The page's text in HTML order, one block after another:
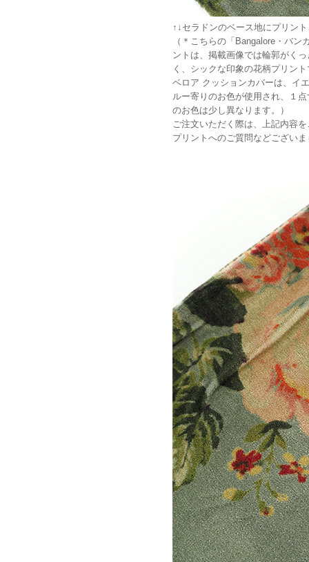
↑↓セラドンのベース地にプリン
（＊こちらの「Bangalore・バ
ントは、掲載画像では輪郭がく
く、シックな印象の花柄プリン
ベロア クッションカバーは、イ
ルー寄りのお色が使用され、１
のお色は少し異なります。）
ご注文いただく際は、上記内容
プリントへのご質問などござい